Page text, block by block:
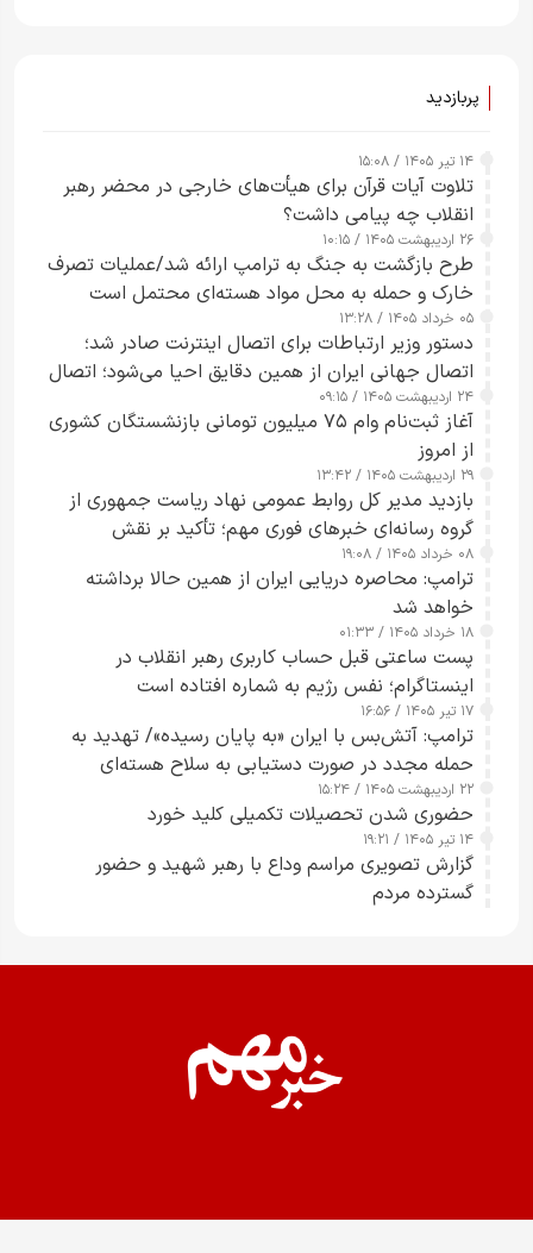
پربازدید
۱۴ تیر ۱۴۰۵ / ۱۵:۰۸
تلاوت آیات قرآن برای هیأت‌های خارجی در محضر رهبر
انقلاب چه پیامی داشت؟
۲۶ اردیبهشت ۱۴۰۵ / ۱۰:۱۵
طرح‌ بازگشت به جنگ به ترامپ ارائه شد/عملیات تصرف
خارک و حمله به محل مواد هسته‌ای محتمل است
۰۵ خرداد ۱۴۰۵ / ۱۳:۲۸
دستور وزیر ارتباطات برای اتصال اینترنت صادر شد؛
اتصال جهانی ایران از همین دقایق احیا می‌شود؛ اتصال
کامل مردم تا ۲۴ ساعت آینده
۲۴ اردیبهشت ۱۴۰۵ / ۰۹:۱۵
آغاز ثبت‌نام وام ۷۵ میلیون تومانی بازنشستگان کشوری
از امروز
۲۹ اردیبهشت ۱۴۰۵ / ۱۳:۴۲
بازدید مدیر کل روابط عمومی نهاد ریاست جمهوری از
گروه رسانه‌ای خبرهای فوری مهم؛ تأکید بر نقش
رسانه‌های هوشمند و مسئول در ارتقای آگاهی عمومی
۰۸ خرداد ۱۴۰۵ / ۱۹:۰۸
ترامپ: محاصره دریایی ایران از همین حالا برداشته
خواهد شد
۱۸ خرداد ۱۴۰۵ / ۰۱:۳۳
پست ساعتی قبل حساب کاربری رهبر انقلاب در
اینستاگرام؛ نفس رژیم به شماره افتاده است​
۱۷ تیر ۱۴۰۵ / ۱۶:۵۶
ترامپ: آتش‌بس با ایران «به پایان رسیده»/ تهدید به
حمله مجدد در صورت دستیابی به سلاح هسته‌ای
۲۲ اردیبهشت ۱۴۰۵ / ۱۵:۲۴
حضوری شدن تحصیلات تکمیلی کلید خورد
۱۴ تیر ۱۴۰۵ / ۱۹:۲۱
گزارش تصویری مراسم وداع با رهبر شهید و حضور
گسترده مردم